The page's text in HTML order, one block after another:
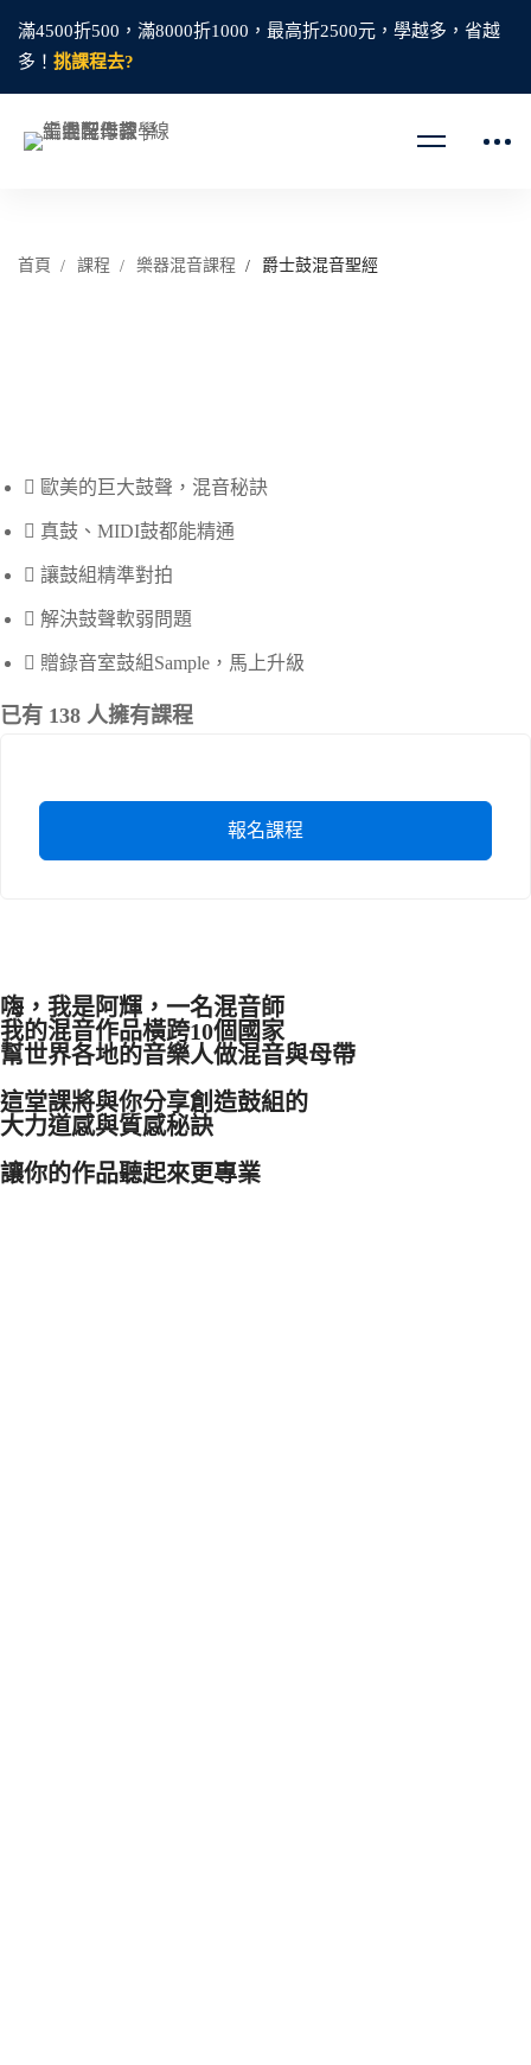
爵士鼓混音聖經
滿4500折500，滿8000折1000，最高折2500元，學越多，省越
多！ 挑課程去?
首頁 課程 樂器混音課程 爵士鼓混音聖經
歐美的巨大鼓聲，混音秘訣
真鼓、MIDI鼓都能精通
讓鼓組精準對拍
解決鼓聲軟弱問題
贈錄音室鼓組Sample，馬上升級
已有 138 人擁有課程
報名課程
嗨，我是阿輝，一名混音師
我的混音作品橫跨10個國家
幫世界各地的音樂人做混音與母帶
這堂課將與你分享創造鼓組的
大力道感與質感秘訣
讓你的作品聽起來更專業